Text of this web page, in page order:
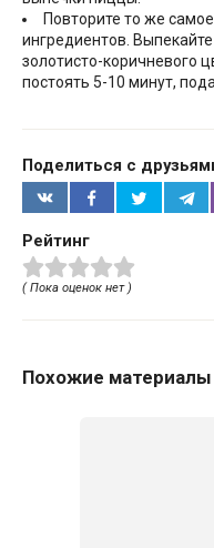
Повторите то же
ингредиентов.
золотисто-коричневого
постоять 5-10 минут,
Поделиться с
Рейтинг
( Пока оценок нет )
Похожие материалы